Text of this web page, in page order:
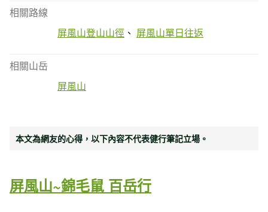
相關路線
屏風山登山山徑
屏風山單日往返
相關山岳
屏風山
本文為網友的心得，以下內容不代表健行筆記立場。
屏風山~錦毛鼠 百岳行